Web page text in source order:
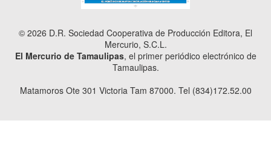
© 2026 D.R. Sociedad Cooperativa de Producción Editora, El
Mercurio, S.C.L.
El Mercurio de Tamaulipas, el primer periódico electrónico de
Tamaulipas.
Matamoros Ote 301 Victoria Tam 87000. Tel (834)172.52.00